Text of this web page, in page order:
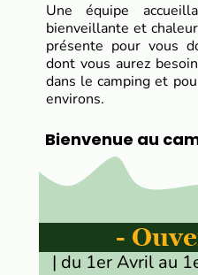
Bienvenue au
Une équipe
bienveillante et
présente pour vous
dont vous aurez
dans le camping et
environs.
-
| du 1er Avril au